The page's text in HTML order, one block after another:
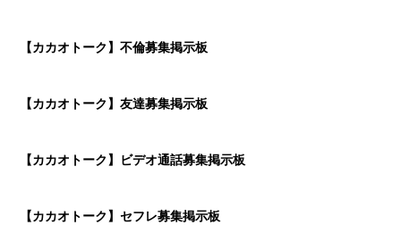
【カカオトーク】不倫募集掲示板
【カカオトーク】友達募集掲示板
【カカオトーク】ビデオ通話募集掲示板
【カカオトーク】セフレ募集掲示板